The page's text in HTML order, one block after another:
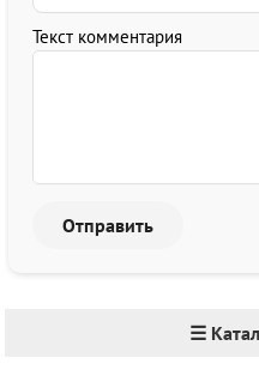
Текст комментария
☰